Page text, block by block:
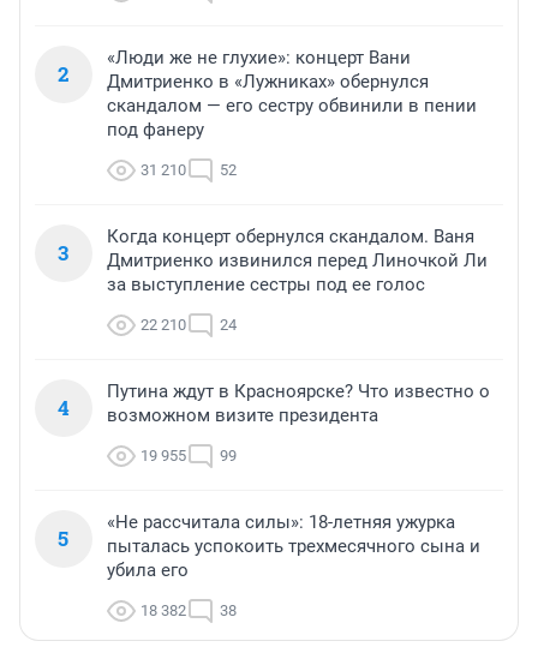
2
«Люди же не глухие»: концерт Вани
Дмитриенко в «Лужниках» обернулся
скандалом — его сестру обвинили в пении
под фанеру
31 210 52
3
Когда концерт обернулся скандалом. Ваня
Дмитриенко извинился перед Линочкой Ли
за выступление сестры под ее голос
22 210 24
4
Путина ждут в Красноярске? Что известно о
возможном визите президента
19 955 99
5
«Не рассчитала силы»: 18-летняя ужурка
пыталась успокоить трехмесячного сына и
убила его
18 382 38